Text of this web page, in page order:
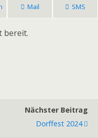
Mail SMS
bereit.
Nächster Beitrag
Dorffest 2024